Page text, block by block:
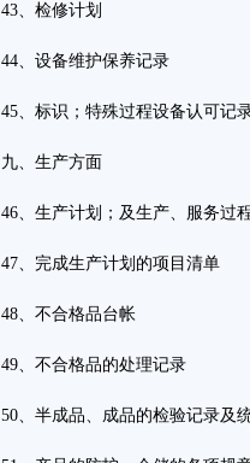
43、检修计划
44、设备维护保养记录
45、标识；特殊过程设备认可记
九、生产方面
46、生产计划；及生产、服务过
47、完成生产计划的项目清单
48、不合格品台帐
49、不合格品的处理记录
50、半成品、成品的检验记录及